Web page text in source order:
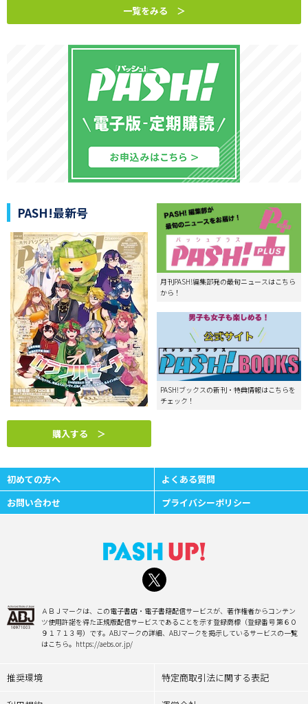
一覧をみる ＞
PASH!最新号
購入する ＞
月刊PASH!編集部発の最旬ニュースはこちら
から！
PASH!ブックスの新刊・特典情報はこちらを
チェック！
初めての方へ
よくある質問
お問い合わせ
プライバシーポリシー
ＡＢＪマークは、この電子書店・電子書籍配信サービスが、著作権者からコンテン
ツ使用許諾を得た正規版配信サービスであることを示す登録商標（登録番号 第６０
９１７１３号）です。ABJマークの詳細、ABJマークを掲示しているサービスの一覧
はこちら。https://aebs.or.jp/
推奨環境 特定商取引法に関する表記